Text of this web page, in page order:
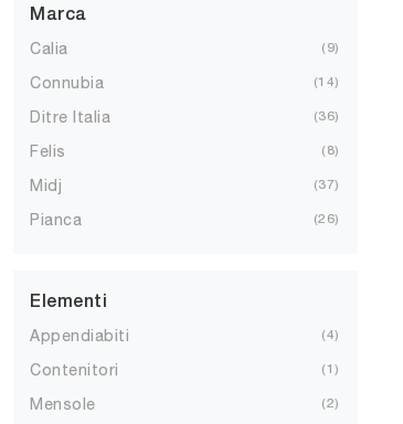
Marca
Calia 9
Connubia 14
Ditre Italia 36
Felis 8
Midj 37
Pianca 26
Elementi
Appendiabiti 4
Contenitori 1
Mensole 2